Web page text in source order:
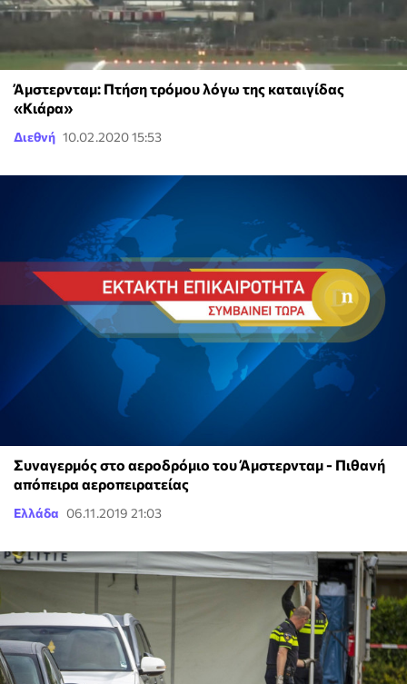
Άμστερνταμ: Πτήση τρόμου λόγω της καταιγίδας
«Κιάρα»
Διεθνή 10.02.2020 15:53
Συναγερμός στο αεροδρόμιο του Άμστερνταμ - Πιθανή
απόπειρα αεροπειρατείας
Ελλάδα 06.11.2019 21:03